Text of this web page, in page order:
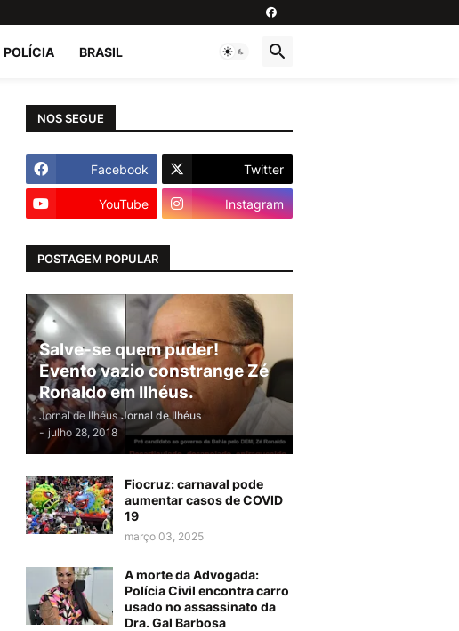
POLÍCIA BRASIL
NOS SEGUE
Facebook Twitter
YouTube Instagram
POSTAGEM POPULAR
Salve-se quem puder!
Evento vazio constrange Zé
Ronaldo em Ilhéus.
Jornal de Ilhéus Jornal de Ilhéus
- julho 28, 2018
Fiocruz: carnaval pode
aumentar casos de COVID
19
março 03, 2025
A morte da Advogada:
Polícia Civil encontra carro
usado no assassinato da
Dra. Gal Barbosa